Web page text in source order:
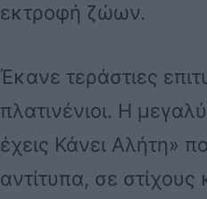
εκτροφή ζώων.
Έκανε τεράστιες
πλατινένιοι. Η
έχεις Κάνει Αλήτη»
αντίτυπα, σε